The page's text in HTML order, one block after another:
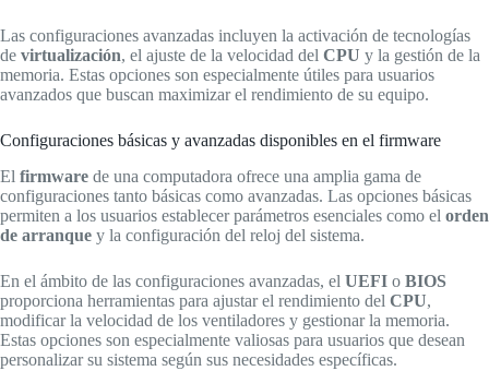
Las configuraciones avanzadas incluyen la activación de tecnologías
de virtualización, el ajuste de la velocidad del CPU y la gestión de la
memoria. Estas opciones son especialmente útiles para usuarios
avanzados que buscan maximizar el rendimiento de su equipo.
Configuraciones básicas y avanzadas disponibles en el firmware
El firmware de una computadora ofrece una amplia gama de
configuraciones tanto básicas como avanzadas. Las opciones básicas
permiten a los usuarios establecer parámetros esenciales como el orden
de arranque y la configuración del reloj del sistema.
En el ámbito de las configuraciones avanzadas, el UEFI o BIOS
proporciona herramientas para ajustar el rendimiento del CPU,
modificar la velocidad de los ventiladores y gestionar la memoria.
Estas opciones son especialmente valiosas para usuarios que desean
personalizar su sistema según sus necesidades específicas.